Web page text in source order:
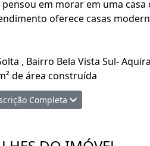
pensou em morar em uma
oferece casas
, Bairro Bela Vista Sul-
de área construída
Investimento.
Completa